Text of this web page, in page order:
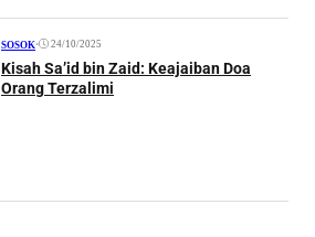
SOSOK• 24/10/2025
Kisah Sa’id bin Zaid: Keajaiban Doa
Orang Terzalimi